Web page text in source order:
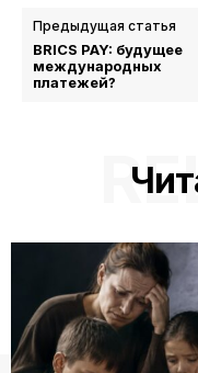
Предыдущая статья
BRICS PAY: будущее
международных
платежей?